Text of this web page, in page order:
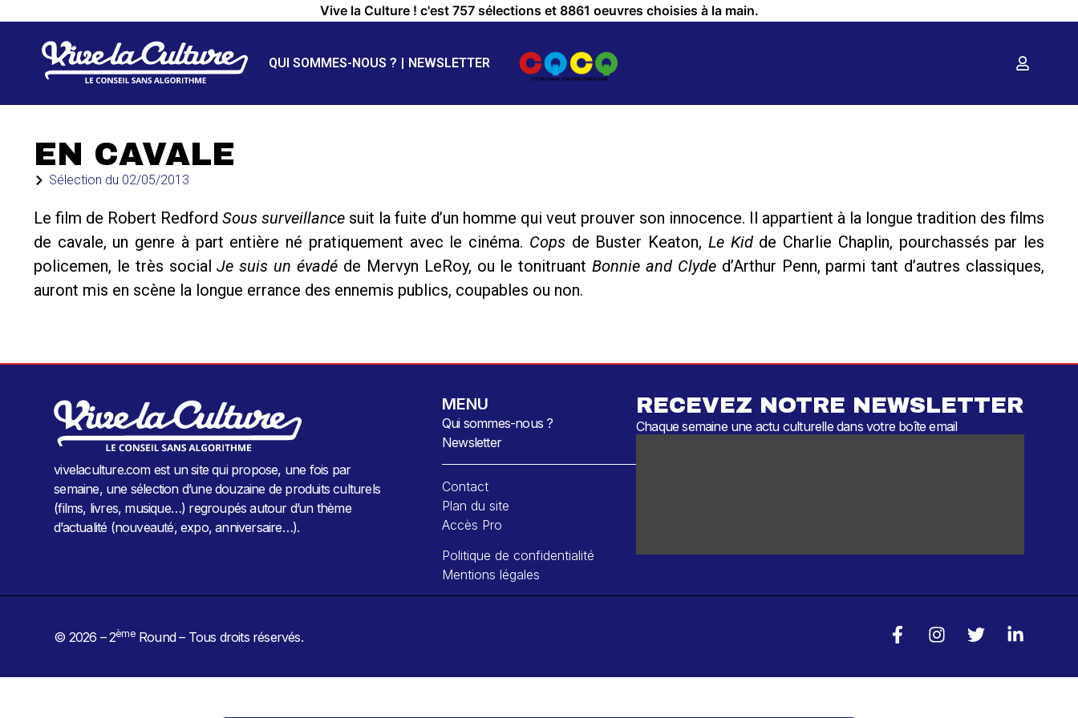
Vive la Culture ! c'est 757 sélections et 8861 oeuvres choisies à la main.
QUI SOMMES-NOUS ? NEWSLETTER
EN CAVALE
Sélection du 02/05/2013
Le film de Robert Redford Sous surveillance suit la fuite d’un homme qui veut prouver son innocence. Il appartient à la longue tradition des films
de cavale, un genre à part entière né pratiquement avec le cinéma. Copsde Buster Keaton, Le Kidde Charlie Chaplin, pourchassés par les
policemen, le très socialJe suis un évadé de Mervyn LeRoy, ou le tonitruantBonnie and Clyded’Arthur Penn, parmi tant d’autres classiques,
auront mis en scène la longue errance des ennemis publics, coupables ou non.
vivelaculture.com est un site qui propose, une fois par
semaine, une sélection d’une douzaine de produits culturels
(films, livres, musique…) regroupés autour d’un thème
d’actualité (nouveauté, expo, anniversaire…).
MENU
Qui sommes-nous ?
Newsletter
Contact
Plan du site
Accès Pro
Politique de confidentialité
Mentions légales
RECEVEZ NOTRE NEWSLETTER
Chaque semaine une actu culturelle dans votre boîte email
© 2026 – 2èmeRound – Tous droits réservés.